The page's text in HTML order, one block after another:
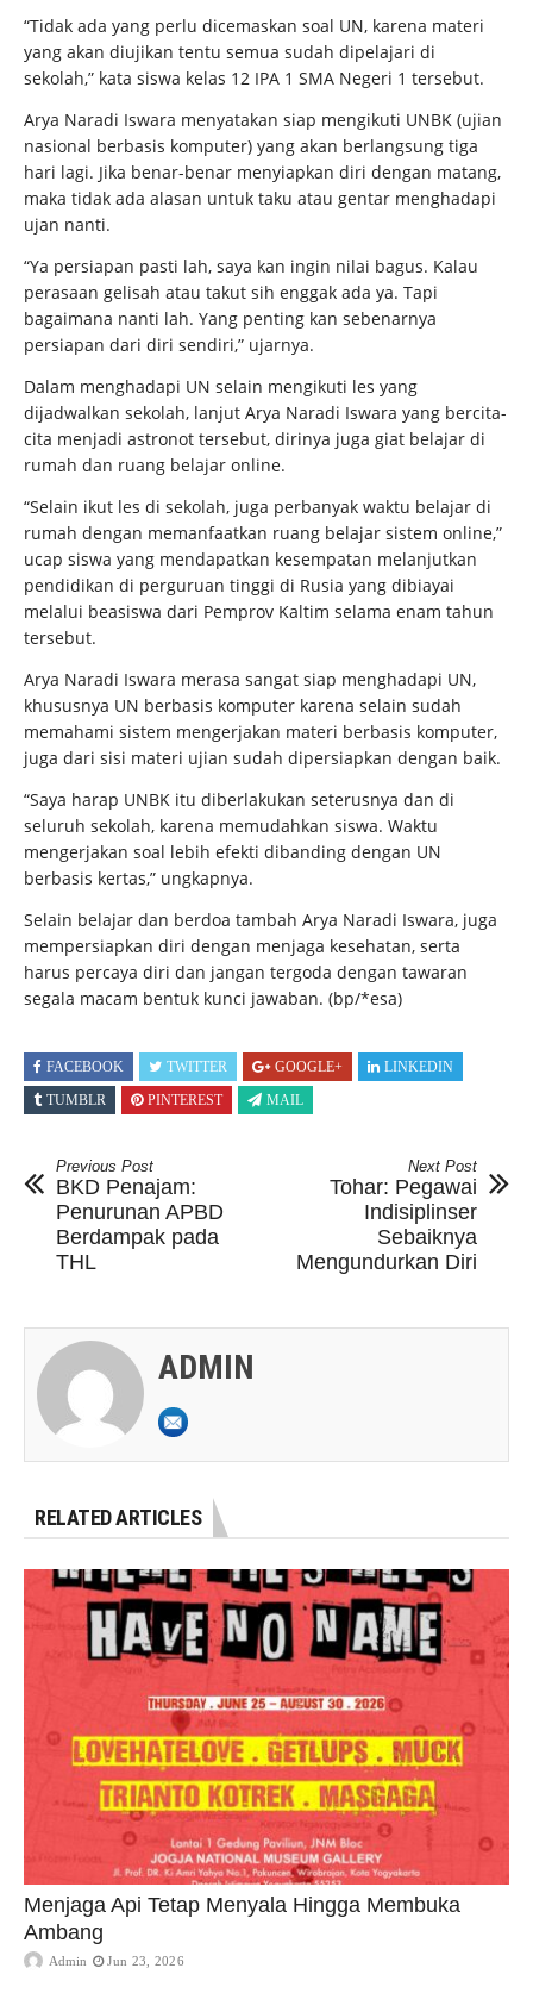
“Tidak ada yang perlu dicemaskan soal UN, karena materi
yang akan diujikan tentu semua sudah dipelajari di
sekolah,” kata siswa kelas 12 IPA 1 SMA Negeri 1 tersebut.
Arya Naradi Iswara menyatakan siap mengikuti UNBK (ujian
nasional berbasis komputer) yang akan berlangsung tiga
hari lagi. Jika benar-benar menyiapkan diri dengan matang,
maka tidak ada alasan untuk taku atau gentar menghadapi
ujan nanti.
“Ya persiapan pasti lah, saya kan ingin nilai bagus. Kalau
perasaan gelisah atau takut sih enggak ada ya. Tapi
bagaimana nanti lah. Yang penting kan sebenarnya
persiapan dari diri sendiri,” ujarnya.
Dalam menghadapi UN selain mengikuti les yang
dijadwalkan sekolah, lanjut Arya Naradi Iswara yang bercita-
cita menjadi astronot tersebut, dirinya juga giat belajar di
rumah dan ruang belajar online.
“Selain ikut les di sekolah, juga perbanyak waktu belajar di
rumah dengan memanfaatkan ruang belajar sistem online,”
ucap siswa yang mendapatkan kesempatan melanjutkan
pendidikan di perguruan tinggi di Rusia yang dibiayai
melalui beasiswa dari Pemprov Kaltim selama enam tahun
tersebut.
Arya Naradi Iswara merasa sangat siap menghadapi UN,
khususnya UN berbasis komputer karena selain sudah
memahami sistem mengerjakan materi berbasis komputer,
juga dari sisi materi ujian sudah dipersiapkan dengan baik.
“Saya harap UNBK itu diberlakukan seterusnya dan di
seluruh sekolah, karena memudahkan siswa. Waktu
mengerjakan soal lebih efekti dibanding dengan UN
berbasis kertas,” ungkapnya.
Selain belajar dan berdoa tambah Arya Naradi Iswara, juga
mempersiapkan diri dengan menjaga kesehatan, serta
harus percaya diri dan jangan tergoda dengan tawaran
segala macam bentuk kunci jawaban. (bp/*esa)
FACEBOOK TWITTER GOOGLE+
LINKEDIN
TUMBLR
PINTEREST MAIL
Previous Post
BKD Penajam:
Penurunan APBD
Berdampak pada
THL
Next Post
Tohar: Pegawai
Indisiplinser
Sebaiknya
Mengundurkan Diri
ADMIN
RELATED ARTICLES
Menjaga Api Tetap Menyala Hingga Membuka
Ambang
Admin Jun 23, 2026